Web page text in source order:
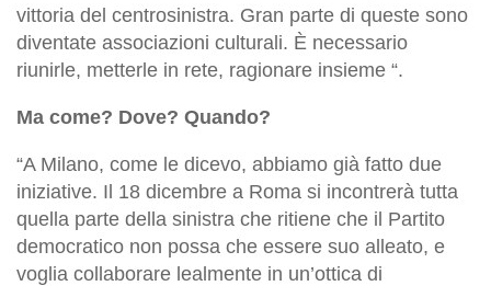
vittoria del centrosinistra. Gran parte di queste sono
diventate associazioni culturali. È necessario
riunirle, metterle in rete, ragionare insieme “.
Ma come? Dove? Quando?
“A Milano, come le dicevo, abbiamo già fatto due
iniziative. Il 18 dicembre a Roma si incontrerà tutta
quella parte della sinistra che ritiene che il Partito
democratico non possa che essere suo alleato, e
voglia collaborare lealmente in un’ottica di